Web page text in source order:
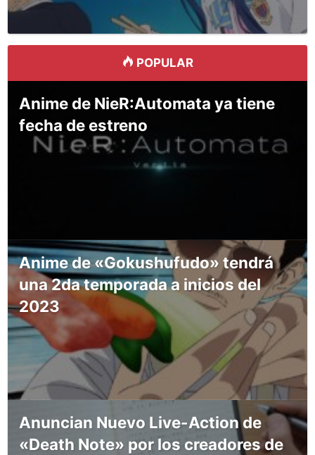
POPULAR
Anime de NieR:Automata ya tiene
fecha de estreno
Anime de «Gokushufudo» tendrá
una 2da temporada a inicios del
2023
Anuncian Nuevo Live-Action de
«Death Note» por los creadores de